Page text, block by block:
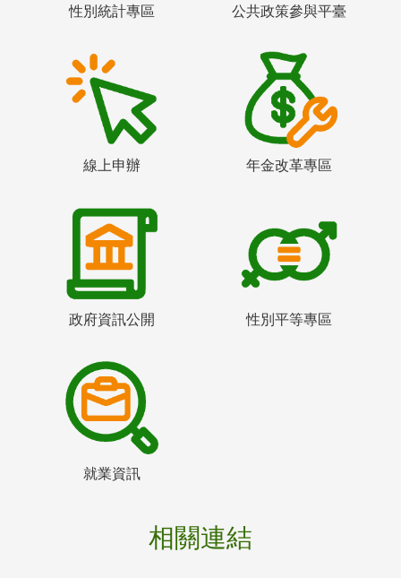
性別統計專區 公共政策參與平臺
線上申辦 年金改革專區
政府資訊公開 性別平等專區
就業資訊
相關連結